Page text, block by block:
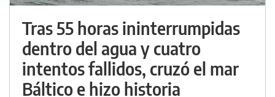
Tras 55 horas ininterrumpidas
dentro del agua y cuatro
intentos fallidos, cruzó el mar
Báltico e hizo historia